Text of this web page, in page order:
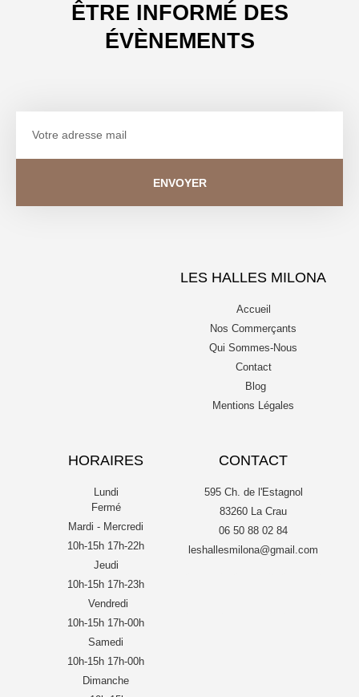
ÊTRE INFORMÉ DES
ÉVÈNEMENTS
ENVOYER
LES HALLES MILONA
Accueil
Nos Commerçants
Qui Sommes-Nous
Contact
Blog
Mentions Légales
HORAIRES
Lundi
Fermé
Mardi - Mercredi
10h-15h 17h-22h
Jeudi
10h-15h 17h-23h
Vendredi
10h-15h 17h-00h
Samedi
10h-15h 17h-00h
Dimanche
CONTACT
595 Ch. de l'Estagnol
83260 La Crau
06 50 88 02 84
leshallesmilona@gmail.com